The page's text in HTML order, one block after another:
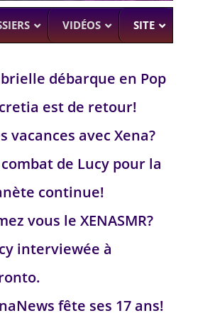
VIDÉOS SITE
débarque en Pop
est de retour!
vacances avec Xena?
de Lucy pour la
continue!
vous le XENASMR?
interviewée à
fête ses 17 ans!